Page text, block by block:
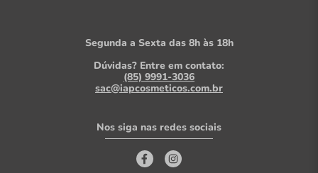
Segunda a Sexta das 8h às 18h
Dúvidas? Entre em contato:
(85) 9991-3036
sac@iapcosmeticos.com.br
Nos siga nas redes sociais